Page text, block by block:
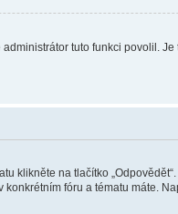
tuto funkci povolil.
klikněte na tlačítko
fóru a tématu máte.